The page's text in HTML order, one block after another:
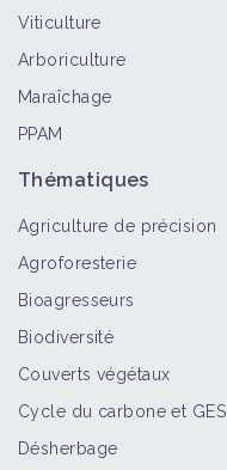
Viticulture
Arboriculture
Maraîchage
PPAM
Thématiques
Agriculture de précision
Agroforesterie
Bioagresseurs
Biodiversité
Couverts végétaux
Cycle du carbone et GES
Désherbage